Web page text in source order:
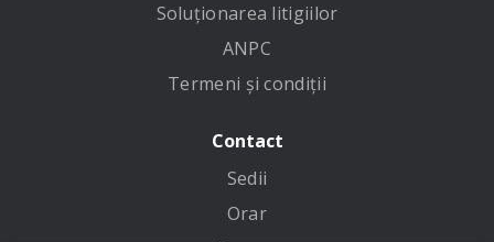
Soluționarea litigiilor
ANPC
Termeni și condiții
Contact
Sedii
Orar